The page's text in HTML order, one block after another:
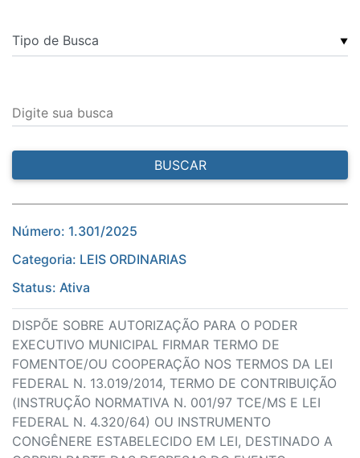
▼
Digite sua busca
BUSCAR
Número: 1.301/2025
Categoria: LEIS ORDINARIAS
Status: Ativa
DISPÕE SOBRE AUTORIZAÇÃO PARA O PODER
EXECUTIVO MUNICIPAL FIRMAR TERMO DE
FOMENTOE/OU COOPERAÇÃO NOS TERMOS DA LEI
FEDERAL N. 13.019/2014, TERMO DE CONTRIBUIÇÃO
(INSTRUÇÃO NORMATIVA N. 001/97 TCE/MS E LEI
FEDERAL N. 4.320/64) OU INSTRUMENTO
CONGÊNERE ESTABELECIDO EM LEI, DESTINADO A